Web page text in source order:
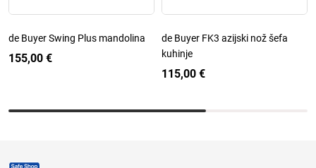
de Buyer Swing Plus mandolina
155,00 €
de Buyer FK3 azijski nož šefa
kuhinje
115,00 €